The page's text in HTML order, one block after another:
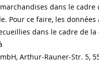
dans le
Pour ce faire, les données
dans le cadre de
Arthur-Rauner-Str. 5,